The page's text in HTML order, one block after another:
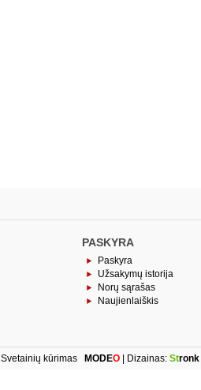
PASKYRA
Paskyra
Užsakymų istorija
Norų sąrašas
Naujienlaiškis
Svetainių kūrimas MODEO| Dizainas: Stronk